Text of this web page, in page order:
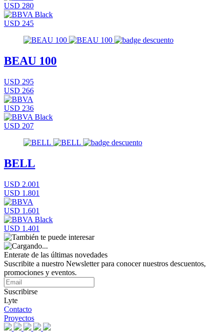
USD 280
USD 245
BEAU 100
USD 295
USD 266
USD 236
USD 207
BELL
USD 2.001
USD 1.801
USD 1.601
USD 1.401
Enterate de las últimas novedades
Suscribite a nuestro Newsletter para conocer nuestros descuentos,
promociones y eventos.
Suscribirse
Lyte
Contacto
Proyectos